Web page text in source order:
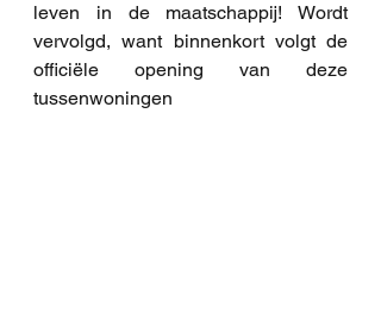
leven in de maatschappij! Wordt
vervolgd, want binnenkort volgt de
officiële opening van deze
tussenwoningen